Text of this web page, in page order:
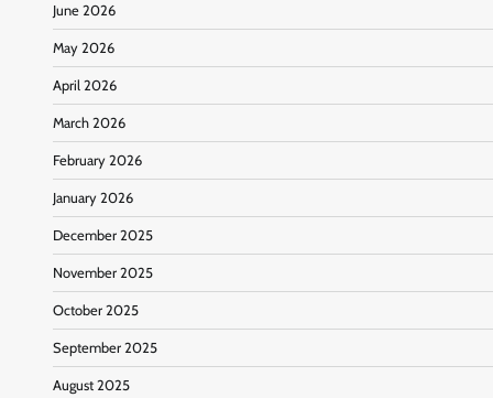
June 2026
May 2026
April 2026
March 2026
February 2026
January 2026
December 2025
November 2025
October 2025
September 2025
August 2025